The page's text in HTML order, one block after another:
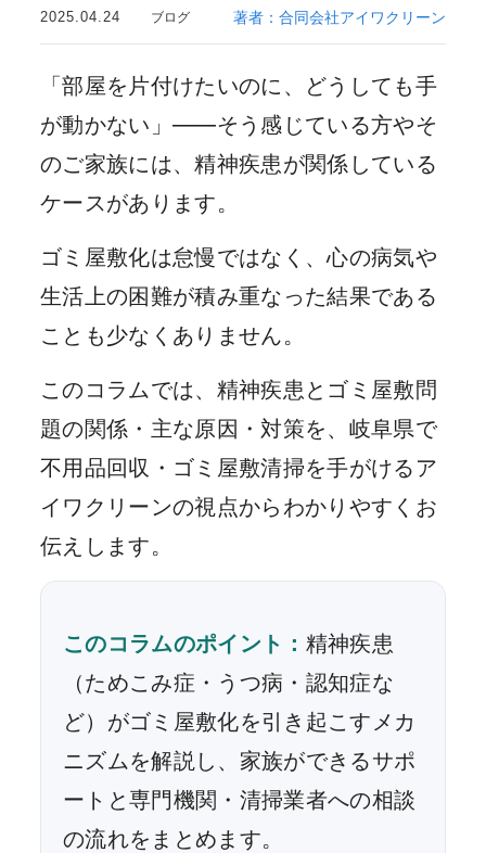
2025.04.24 ブログ 著者：合同会社アイワクリーン
「部屋を片付けたいのに、どうしても手
が動かない」——そう感じている方やそ
のご家族には、精神疾患が関係している
ケースがあります。
ゴミ屋敷化は怠慢ではなく、心の病気や
生活上の困難が積み重なった結果である
ことも少なくありません。
このコラムでは、精神疾患とゴミ屋敷問
題の関係・主な原因・対策を、岐阜県で
不用品回収・ゴミ屋敷清掃を手がけるア
イワクリーンの視点からわかりやすくお
伝えします。
このコラムのポイント： 精神疾患
（ためこみ症・うつ病・認知症な
ど）がゴミ屋敷化を引き起こすメカ
ニズムを解説し、家族ができるサポ
ートと専門機関・清掃業者への相談
の流れをまとめます。